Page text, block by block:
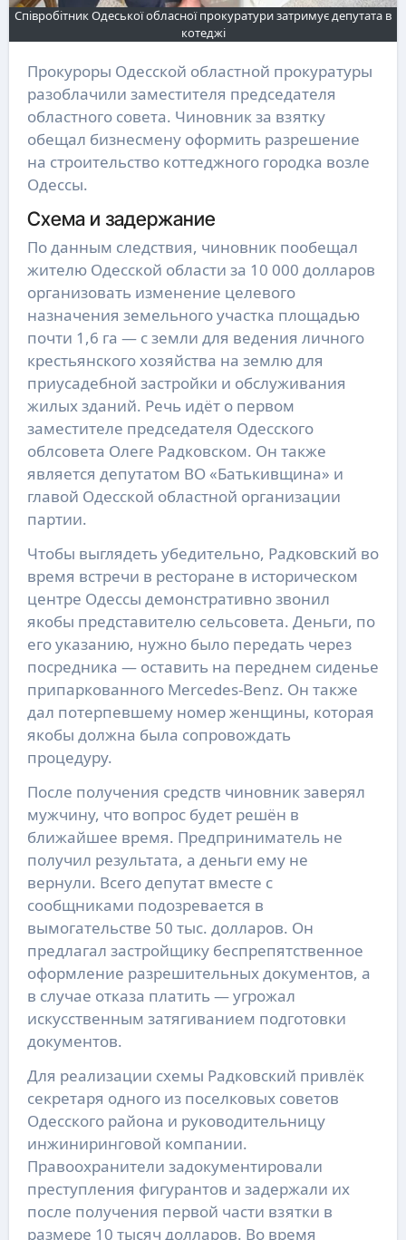
Співробітник Одеської обласної прокуратури затримує депутата в
котеджі
Прокуроры Одесской областной прокуратуры
разоблачили заместителя председателя
областного совета. Чиновник за взятку
обещал бизнесмену оформить разрешение
на строительство коттеджного городка возле
Одессы.
Схема и задержание
По данным следствия, чиновник пообещал
жителю Одесской области за 10 000 долларов
организовать изменение целевого
назначения земельного участка площадью
почти 1,6 га — с земли для ведения личного
крестьянского хозяйства на землю для
приусадебной застройки и обслуживания
жилых зданий. Речь идёт о первом
заместителе председателя Одесского
облсовета Олеге Радковском. Он также
является депутатом ВО «Батькивщина» и
главой Одесской областной организации
партии.
Чтобы выглядеть убедительно, Радковский во
время встречи в ресторане в историческом
центре Одессы демонстративно звонил
якобы представителю сельсовета. Деньги, по
его указанию, нужно было передать через
посредника — оставить на переднем сиденье
припаркованного Mercedes-Benz. Он также
дал потерпевшему номер женщины, которая
якобы должна была сопровождать
процедуру.
После получения средств чиновник заверял
мужчину, что вопрос будет решён в
ближайшее время. Предприниматель не
получил результата, а деньги ему не
вернули. Всего депутат вместе с
сообщниками подозревается в
вымогательстве 50 тыс. долларов. Он
предлагал застройщику беспрепятственное
оформление разрешительных документов, а
в случае отказа платить — угрожал
искусственным затягиванием подготовки
документов.
Для реализации схемы Радковский привлёк
секретаря одного из поселковых советов
Одесского района и руководительницу
инжиниринговой компании.
Правоохранители задокументировали
преступления фигурантов и задержали их
после получения первой части взятки в
размере 10 тысяч долларов. Во время